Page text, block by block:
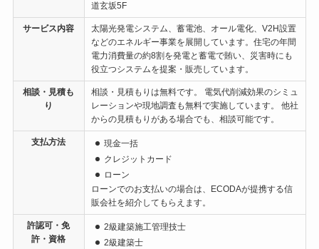
道玄坂5F
サービス内容
太陽光発電システム、蓄電池、オール電化、V2H設置
などのエネルギー事業を展開しています。住宅の年間
電力消費量の約8割を発電と蓄電で賄い、災害時にも
役立つシステムを提案・販売しています。
相談・見積も
り
相談・見積もりは無料です。 電気代削減効果のシミュ
レーションや現地調査も無料で実施しています。 他社
からの見積もりがある場合でも、相談可能です。
支払方法
現金一括
クレジットカード
ローン
ローンでのお支払いの場合は、ECODAが提携する信
販会社を紹介してもらえます。
許認可・免
許・資格
2級建築施工管理技士
2級建築士